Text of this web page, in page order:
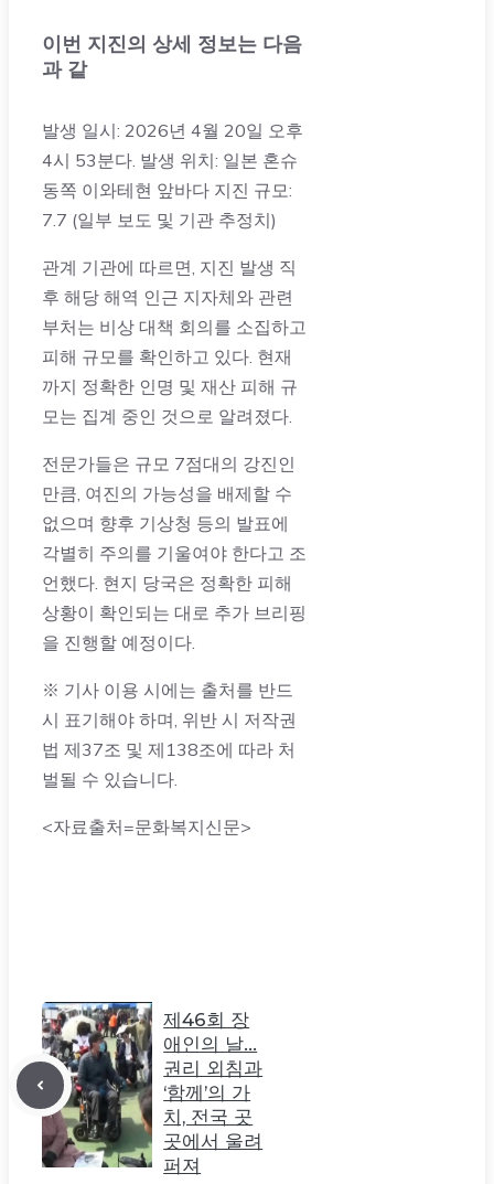
이번 지진의 상세 정보는 다음
과 같
발생 일시: 2026년 4월 20일 오후
4시 53분다. 발생 위치: 일본 혼슈
동쪽 이와테현 앞바다 지진 규모:
7.7 (일부 보도 및 기관 추정치)
관계 기관에 따르면, 지진 발생 직
후 해당 해역 인근 지자체와 관련
부처는 비상 대책 회의를 소집하고
피해 규모를 확인하고 있다. 현재
까지 정확한 인명 및 재산 피해 규
모는 집계 중인 것으로 알려졌다.
전문가들은 규모 7점대의 강진인
만큼, 여진의 가능성을 배제할 수
없으며 향후 기상청 등의 발표에
각별히 주의를 기울여야 한다고 조
언했다. 현지 당국은 정확한 피해
상황이 확인되는 대로 추가 브리핑
을 진행할 예정이다.
※ 기사 이용 시에는 출처를 반드
시 표기해야 하며, 위반 시 저작권
법 제37조 및 제138조에 따라 처
벌될 수 있습니다.
<자료출처=문화복지신문>
제46회 장
애인의 날…
권리 외침과
‘함께’의 가
치, 전국 곳
곳에서 울려
퍼져